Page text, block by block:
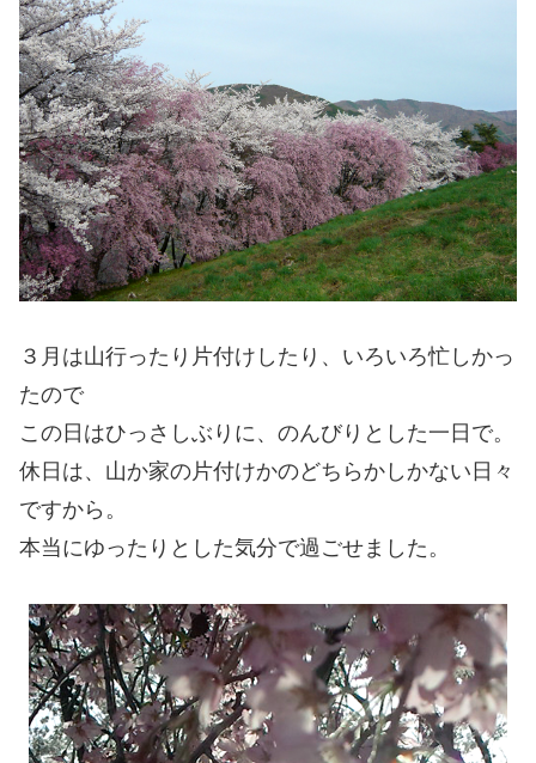
３月は山行ったり片付けしたり、いろいろ忙しかっ
たので
この日はひっさしぶりに、のんびりとした一日で。
休日は、山か家の片付けかのどちらかしかない日々
ですから。
本当にゆったりとした気分で過ごせました。